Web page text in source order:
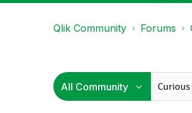
Qlik Community Forums